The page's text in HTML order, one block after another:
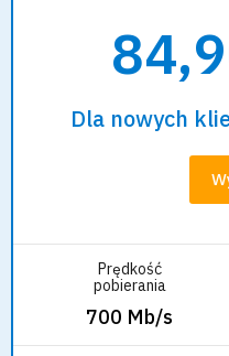
Dla nowych
Prędkość
pobierania
700 Mb/s